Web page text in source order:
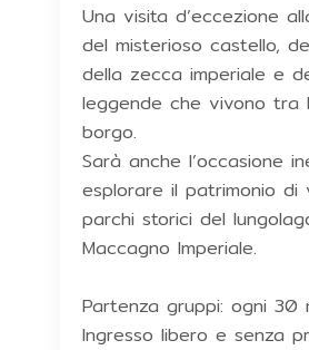
Una visita d’eccezione
del misterioso castello,
della zecca imperiale e
leggende che vivono tra
borgo.
Sarà anche l’occasione
esplorare il patrimonio di
parchi storici del
Maccagno Imperiale.
Partenza gruppi: ogni 30
Ingresso libero e senza